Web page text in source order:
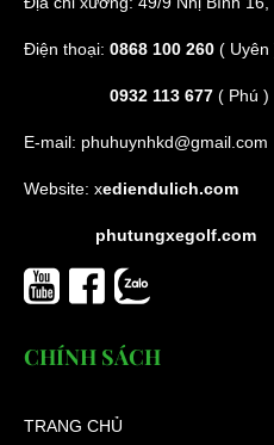
Mâm đúc xe
Điện thoại: 0868 100 260 ( Uyên
0932 113 677 ( Phú )
E-mail: phuhuynhkd@gmail.com
Website: xediendulich.com
phutungxegolf.com
CHÍNH SÁCH
TRANG CHỦ